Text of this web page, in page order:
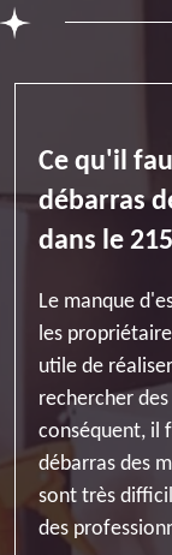
Ce qu'il
débarras
dans le
Le manque
les
utile de
rechercher
conséquent, il
débarras des
sont très
des